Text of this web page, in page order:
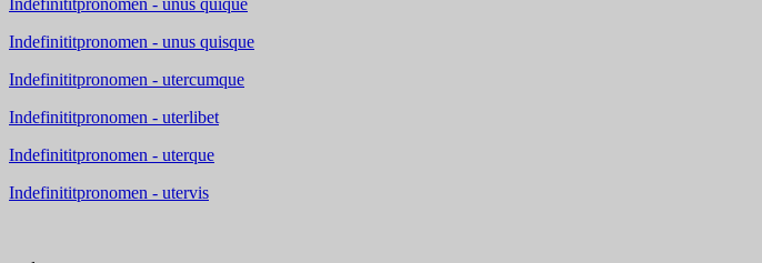
Indefinititpronomen - unus quisque
Indefinititpronomen - utercumque
Indefinititpronomen - uterlibet
Indefinititpronomen - uterque
Indefinititpronomen - utervis